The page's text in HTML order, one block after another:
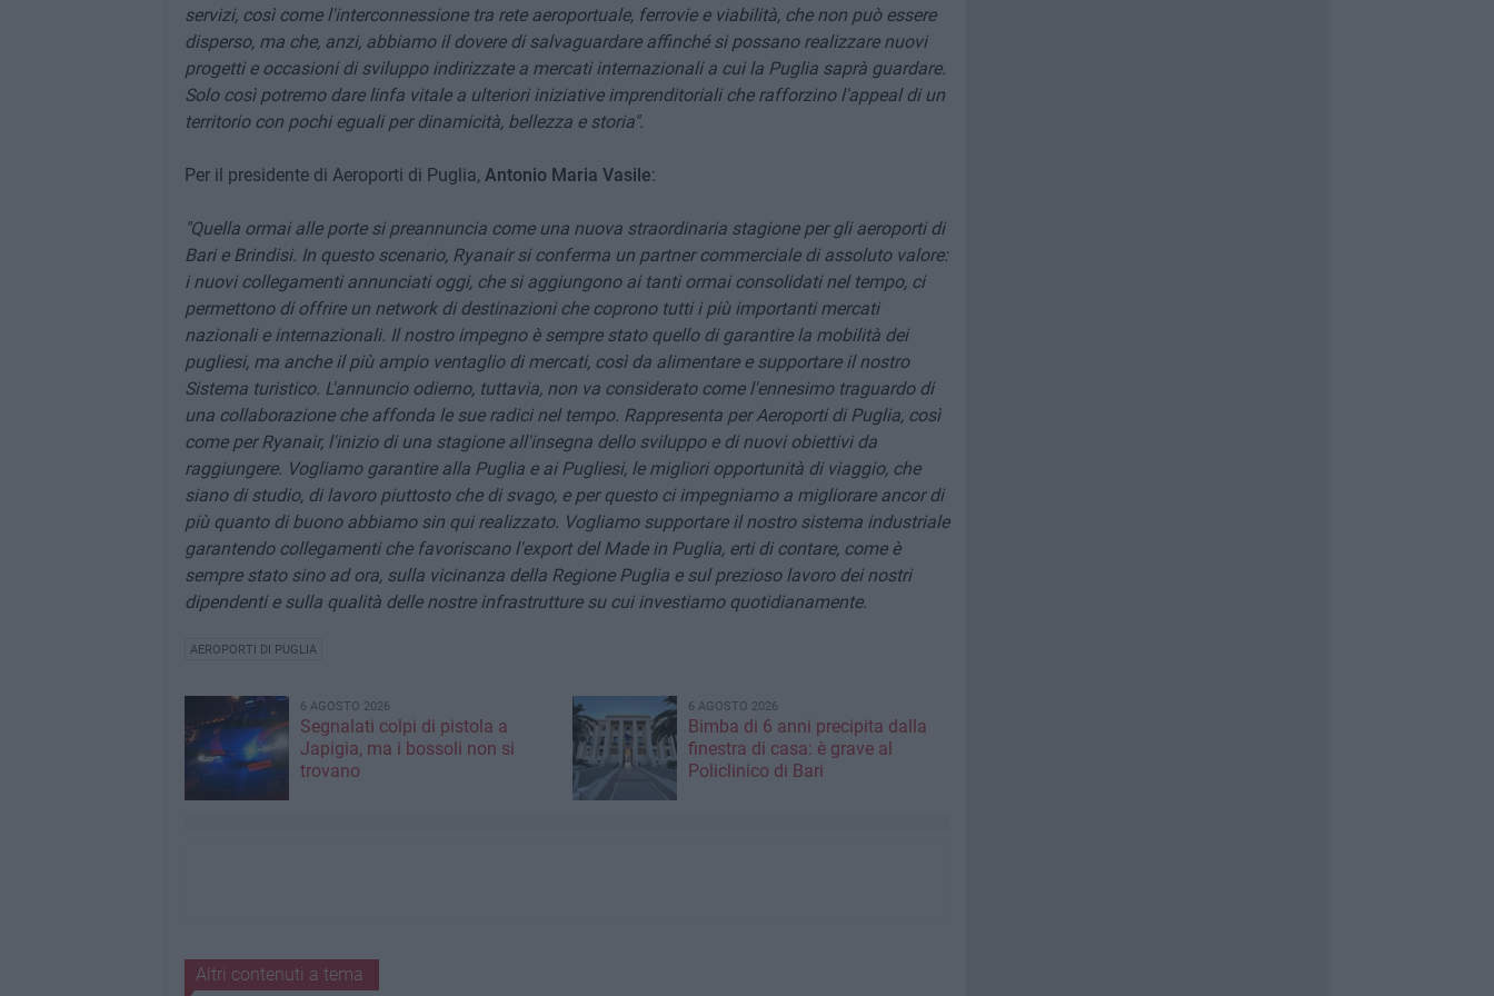
servizi, così come l'interconnessione tra rete aeroportuale, ferrovie e viabilità, che non può essere
disperso, ma che, anzi, abbiamo il dovere di salvaguardare affinché si possano realizzare nuovi
progetti e occasioni di sviluppo indirizzate a mercati internazionali a cui la Puglia saprà guardare.
Solo così potremo dare linfa vitale a ulteriori iniziative imprenditoriali che rafforzino l'appeal di un
territorio con pochi eguali per dinamicità, bellezza e storia".
Per il presidente di Aeroporti di Puglia, Antonio Maria Vasile:
"Quella ormai alle porte si preannuncia come una nuova straordinaria stagione per gli aeroporti di
Bari e Brindisi. In questo scenario, Ryanair si conferma un partner commerciale di assoluto valore:
i nuovi collegamenti annunciati oggi, che si aggiungono ai tanti ormai consolidati nel tempo, ci
permettono di offrire un network di destinazioni che coprono tutti i più importanti mercati
nazionali e internazionali. Il nostro impegno è sempre stato quello di garantire la mobilità dei
pugliesi, ma anche il più ampio ventaglio di mercati, così da alimentare e supportare il nostro
Sistema turistico. L'annuncio odierno, tuttavia, non va considerato come l'ennesimo traguardo di
una collaborazione che affonda le sue radici nel tempo. Rappresenta per Aeroporti di Puglia, così
come per Ryanair, l'inizio di una stagione all'insegna dello sviluppo e di nuovi obiettivi da
raggiungere. Vogliamo garantire alla Puglia e ai Pugliesi, le migliori opportunità di viaggio, che
siano di studio, di lavoro piuttosto che di svago, e per questo ci impegniamo a migliorare ancor di
più quanto di buono abbiamo sin qui realizzato. Vogliamo supportare il nostro sistema industriale
garantendo collegamenti che favoriscano l'export del Made in Puglia, erti di contare, come è
sempre stato sino ad ora, sulla vicinanza della Regione Puglia e sul prezioso lavoro dei nostri
dipendenti e sulla qualità delle nostre infrastrutture su cui investiamo quotidianamente.
AEROPORTI DI PUGLIA
6 AGOSTO 2026
Segnalati colpi di pistola a
Japigia, ma i bossoli non si
trovano
6 AGOSTO 2026
Bimba di 6 anni precipita dalla
finestra di casa: è grave al
Policlinico di Bari
Altri contenuti a tema